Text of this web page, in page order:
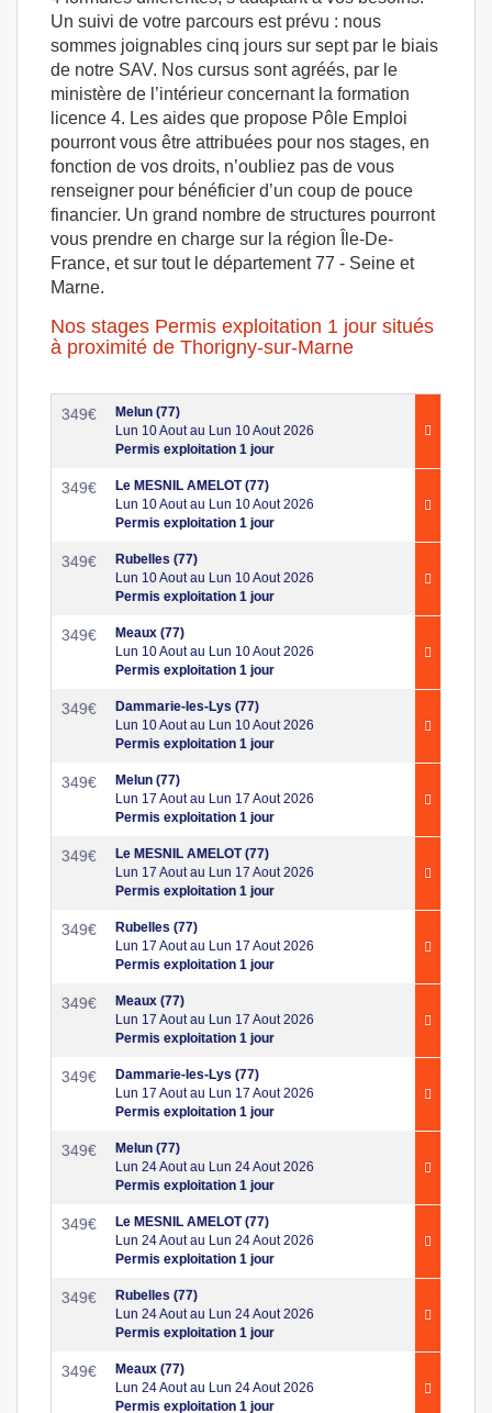
Un suivi de votre parcours est prévu : nous
sommes joignables cinq jours sur sept par le biais
de notre SAV. Nos cursus sont agréés, par le
ministère de l’intérieur concernant la formation
licence 4. Les aides que propose Pôle Emploi
pourront vous être attribuées pour nos stages, en
fonction de vos droits, n’oubliez pas de vous
renseigner pour bénéficier d’un coup de pouce
financier. Un grand nombre de structures pourront
vous prendre en charge sur la région Île-De-
France, et sur tout le département 77 - Seine et
Marne.
Nos stages Permis exploitation 1 jour situés
à proximité de Thorigny-sur-Marne
349€
Melun (77)
Lun 10 Aout au Lun 10 Aout 2026
Permis exploitation 1 jour
349€
Le MESNIL AMELOT (77)
Lun 10 Aout au Lun 10 Aout 2026
Permis exploitation 1 jour
349€
Rubelles (77)
Lun 10 Aout au Lun 10 Aout 2026
Permis exploitation 1 jour
349€
Meaux (77)
Lun 10 Aout au Lun 10 Aout 2026
Permis exploitation 1 jour
349€
Dammarie-les-Lys (77)
Lun 10 Aout au Lun 10 Aout 2026
Permis exploitation 1 jour
349€
Melun (77)
Lun 17 Aout au Lun 17 Aout 2026
Permis exploitation 1 jour
349€
Le MESNIL AMELOT (77)
Lun 17 Aout au Lun 17 Aout 2026
Permis exploitation 1 jour
349€
Rubelles (77)
Lun 17 Aout au Lun 17 Aout 2026
Permis exploitation 1 jour
349€
Meaux (77)
Lun 17 Aout au Lun 17 Aout 2026
Permis exploitation 1 jour
349€
Dammarie-les-Lys (77)
Lun 17 Aout au Lun 17 Aout 2026
Permis exploitation 1 jour
349€
Melun (77)
Lun 24 Aout au Lun 24 Aout 2026
Permis exploitation 1 jour
349€
Le MESNIL AMELOT (77)
Lun 24 Aout au Lun 24 Aout 2026
Permis exploitation 1 jour
349€
Rubelles (77)
Lun 24 Aout au Lun 24 Aout 2026
Permis exploitation 1 jour
349€
Meaux (77)
Lun 24 Aout au Lun 24 Aout 2026
Permis exploitation 1 jour